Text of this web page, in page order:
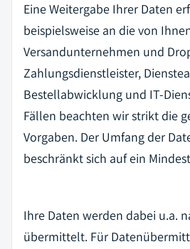
Eine Weitergabe Ihrer Daten
beispielsweise an die von
Versandunternehmen und
Zahlungsdienstleister,
Bestellabwicklung und IT-
Fällen beachten wir strikt die
Vorgaben. Der Umfang der
beschränkt sich auf ein
Ihre Daten werden dabei u.a.
übermittelt. Für